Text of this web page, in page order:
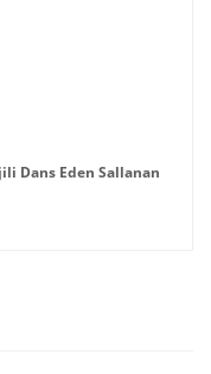
Dans Eden Sallanan